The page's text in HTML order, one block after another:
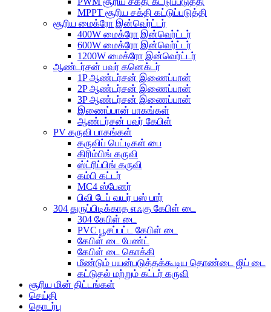
MPPT சூரிய சக்தி கட்டுப்படுத்தி
சூரிய மைக்ரோ இன்வெர்ட்டர்
400W மைக்ரோ இன்வெர்ட்டர்
600W மைக்ரோ இன்வெர்ட்டர்
1200W மைக்ரோ இன்வெர்ட்டர்
ஆண்டர்சன் பவர் கனெக்டர்
1P ஆண்டர்சன் இணைப்பான்
2P ஆண்டர்சன் இணைப்பான்
3P ஆண்டர்சன் இணைப்பான்
இணைப்பான் பாகங்கள்
ஆண்டர்சன் பவர் கேபிள்
PV கருவி பாகங்கள்
கருவிப் பெட்டிகள் பை
கிரிம்பிங் கருவி
ஸ்ட்ரிப்பிங் கருவி
கம்பி கட்டர்
MC4 ஸ்பேனர்
பிவி டேப் வயர் பஸ் பார்
304 துருப்பிடிக்காத எஃகு கேபிள் டை
304 கேபிள் டை
PVC பூசப்பட்ட கேபிள் டை
கேபிள் டை பேண்ட்
கேபிள் டை கொக்கி
மீண்டும் பயன்படுத்தக்கூடிய தொண்டை ஜிப் டை
கட்டுதல் மற்றும் கட்டர் கருவி
சூரிய மின் திட்டங்கள்
செய்தி
தொடர்பு